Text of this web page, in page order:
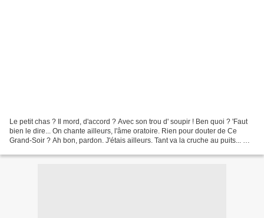
Le petit chas ? Il mord, d'accord ? Avec son trou d' soupir ! Ben quoi ? 'Faut
bien le dire... On chante ailleurs, l'âme oratoire. Rien pour douter de Ce
Grand-Soir ? Ah bon, pardon. J'étais ailleurs. Tant va la cruche au puits... On